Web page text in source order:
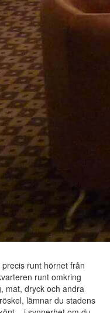
runt hörnet från
runt omkring
mat, dryck och andra
lämnar du stadens